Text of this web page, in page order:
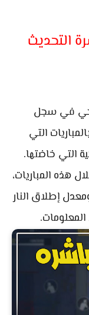
التحديث
في سجل
التي
التي خاضتها.
هذه المباريات،
إطلاق النار